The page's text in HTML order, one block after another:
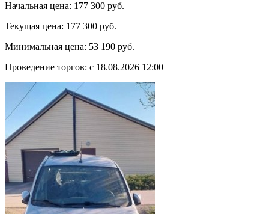
Начальная цена: 177 300 руб.
Текущая цена: 177 300 руб.
Минимальная цена: 53 190 руб.
Проведение торгов: с 18.08.2026 12:00